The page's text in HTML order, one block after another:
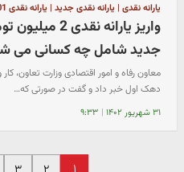
یارانه نقدی | یارانه نقدی جدید | یارانه نقدی 1401
واریز یارانه
جدید شامل چه کسانی می
معاون رفاه و امور اقتصادی وزارت تعاون،
دهک اول خبر داد و گفت در صورتی که…
۳۱ شهریور ۱۴۰۲ | ۹:۳۳